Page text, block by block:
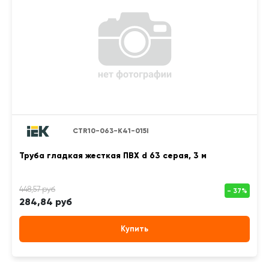
CTR10-063-K41-015I
Труба гладкая жесткая ПВХ d 63 серая, 3 м
284,84 руб
Купить